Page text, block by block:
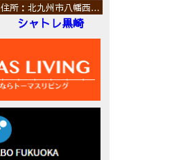
住所：北九州市八幡西…
シャトレ黒崎